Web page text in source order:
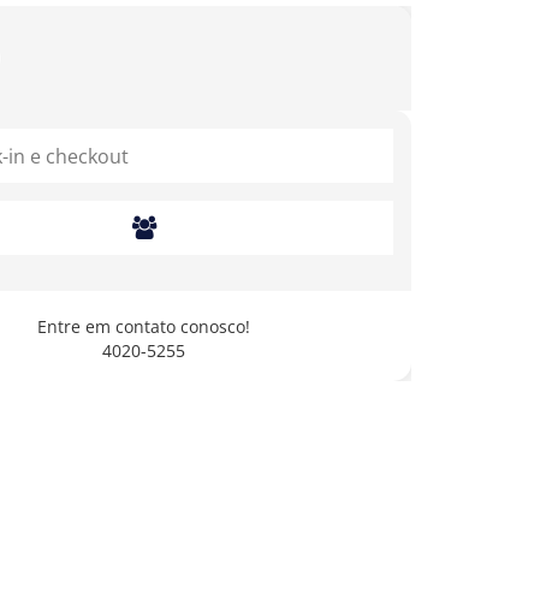
Entre em contato conosco!
4020-5255